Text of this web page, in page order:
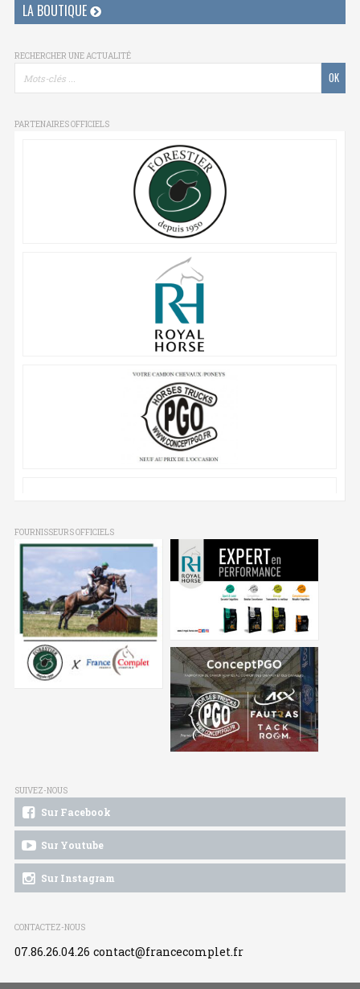
LA BOUTIQUE
RECHERCHER UNE ACTUALITÉ
PARTENAIRES OFFICIELS
FOURNISSEURS OFFICIELS
SUIVEZ-NOUS
Sur Facebook
Sur Youtube
Sur Instagram
CONTACTEZ-NOUS
07.86.26.04.26 contact@francecomplet.fr